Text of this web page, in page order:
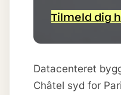
Tilmeld dig
Datacenteret
Châtel syd for